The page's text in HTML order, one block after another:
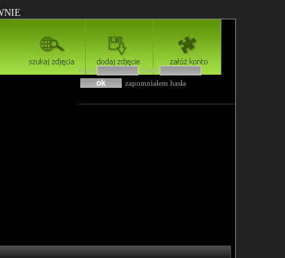
login
hasło
zapomniałem hasła